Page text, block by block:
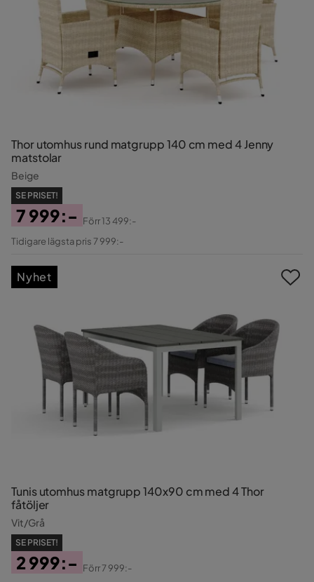
Thor utomhus rund matgrupp 140 cm med 4 Jenny
matstolar
Beige
SE PRISET!
Pris
7 999:-
Original
Förr13 499:-
Tidigare lägsta pris 7 999:-
Tunis utomhus matgrupp 140x90 cm med 4 Thor
fåtöljer
Vit/Grå
SE PRISET!
2 999:-
Förr7 999:-
Nyhet